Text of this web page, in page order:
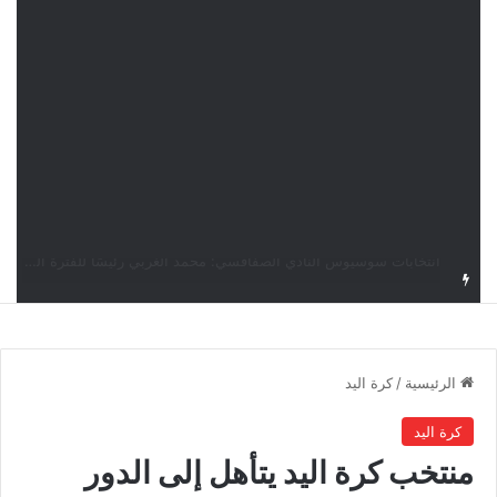
الرئيسية / كرة اليد
كرة اليد
منتخب كرة اليد يتأهل إلى الدور